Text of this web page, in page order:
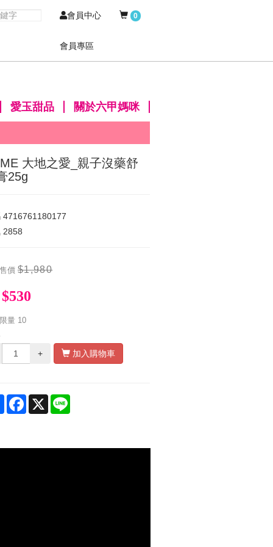
會員中心
會員專區
0
愛玉甜品 關於六甲媽咪
大地之愛_親子沒藥舒
25g
4716761180177
2858
價 $1,980
$530
量 10
+
加入購物車
ShareFacebook
X Line